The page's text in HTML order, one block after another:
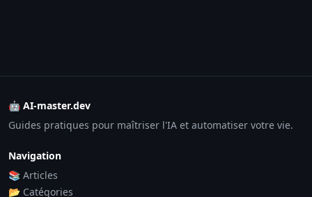
🤖 AI-master.dev
Guides pratiques pour maîtriser l'IA et automatiser votre vie.
Navigation
📚 Articles
📂 Catégories